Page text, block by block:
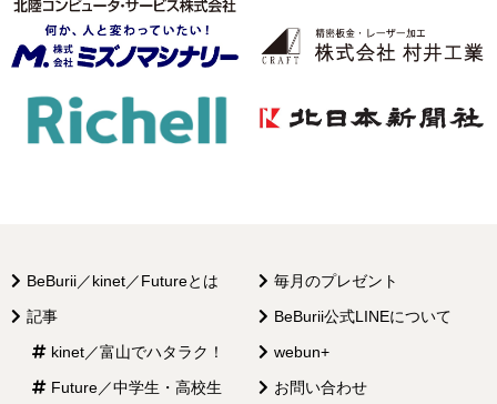
BeBurii／kinet／Futureとは
記事
kinet／富山でハタラク！
Future／中学生・高校生
毎月のプレゼント
BeBurii公式LINEについて
webun+
お問い合わせ